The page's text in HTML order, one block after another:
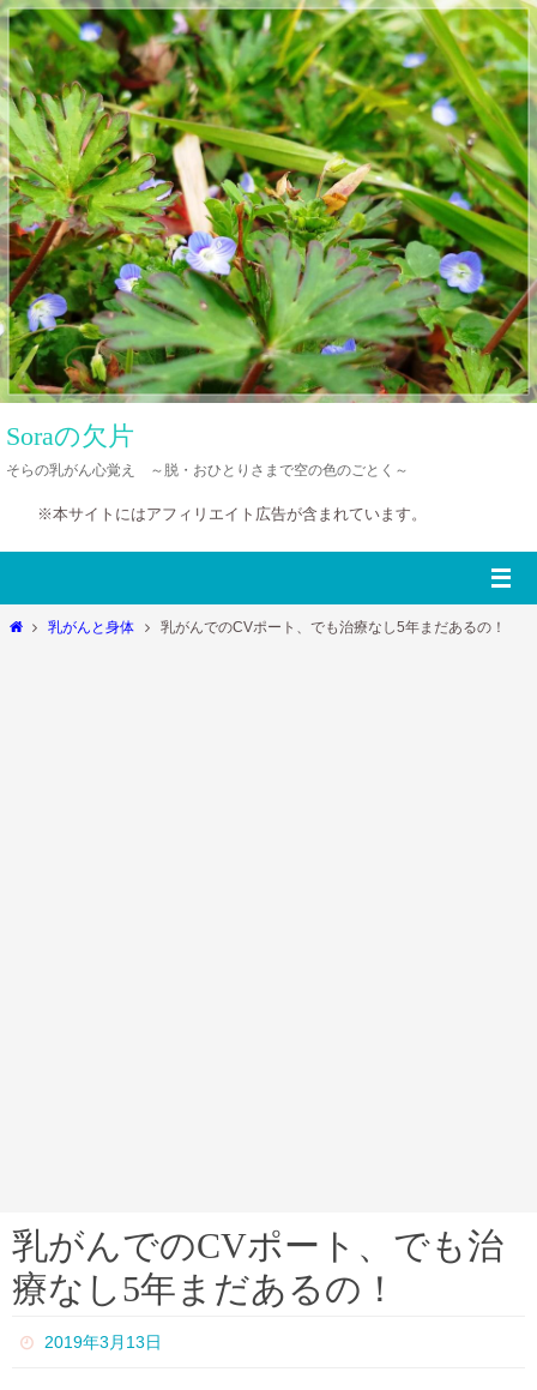
コ
ン
テ
ン
ツ
へ
ス
キ
ッ
プ
Soraの欠片
そらの乳がん心覚え ～脱・おひとりさまで空の色のごとく～
※本サイトにはアフィリエイト広告が含まれています。
ホ
乳がんと身体 乳がんでのCVポート、でも治療なし5年まだあるの！
乳がんでのCVポート、でも治
療なし5年まだあるの！
2019年3月13日